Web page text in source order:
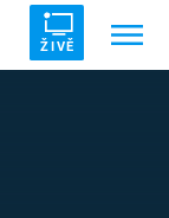
ŽIVĚ
VÁLKA